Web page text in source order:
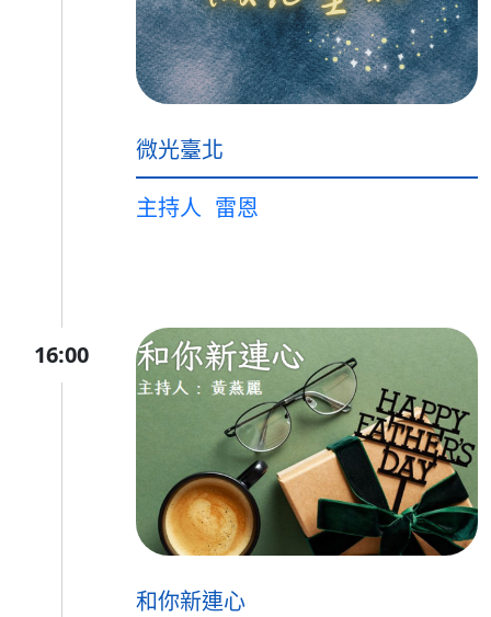
微光臺北
主持人 雷恩
16:00
和你新連心